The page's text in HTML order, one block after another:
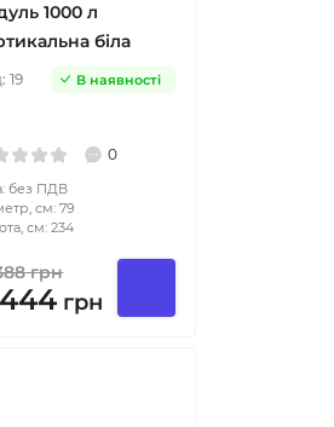
1000 л
біла
19 В наявності
0
без ПДВ
см: 79
см: 234
грн
грн